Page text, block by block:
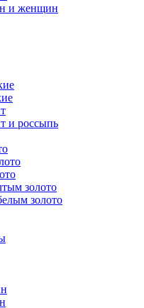
и женщин
и россыпь
золото
золото